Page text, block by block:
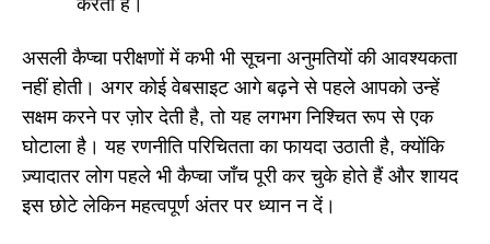
करता है।
असली कैप्चा परीक्षणों में कभी भी सूचना अनुमतियों की आवश्यकता
नहीं होती। अगर कोई वेबसाइट आगे बढ़ने से पहले आपको उन्हें
सक्षम करने पर ज़ोर देती है, तो यह लगभग निश्चित रूप से एक
घोटाला है। यह रणनीति परिचितता का फायदा उठाती है, क्योंकि
ज़्यादातर लोग पहले भी कैप्चा जाँच पूरी कर चुके होते हैं और शायद
इस छोटे लेकिन महत्वपूर्ण अंतर पर ध्यान न दें।